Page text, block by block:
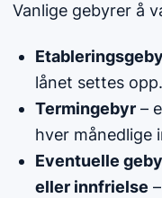
Vanlige gebyrer å
lånet settes opp.
Termingebyr –
hver månedlige
Eventuelle
eller innfrielse